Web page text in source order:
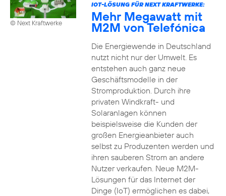
© Next Kraftwerke
IOT-LÖSUNG FÜR NEXT KRAFTWERKE:
Mehr Megawatt mit
M2M von Telefónica
Die Energiewende in Deutschland
nutzt nicht nur der Umwelt. Es
entstehen auch ganz neue
Geschäftsmodelle in der
Stromproduktion. Durch ihre
privaten Windkraft- und
Solaranlagen können
beispielsweise die Kunden der
großen Energieanbieter auch
selbst zu Produzenten werden und
ihren sauberen Strom an andere
Nutzer verkaufen. Neue M2M-
Lösungen für das Internet der
Dinge (IoT) ermöglichen es dabei,